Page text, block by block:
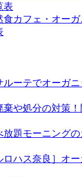
食カフェ・オー
ルーテでオーガ
棄や処分の対策
題モーニングの
ロハス奈良］オ